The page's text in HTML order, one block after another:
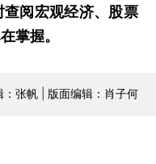
查阅宏观经济、股票
掌握。
：张帆 | 版面编辑：肖子何